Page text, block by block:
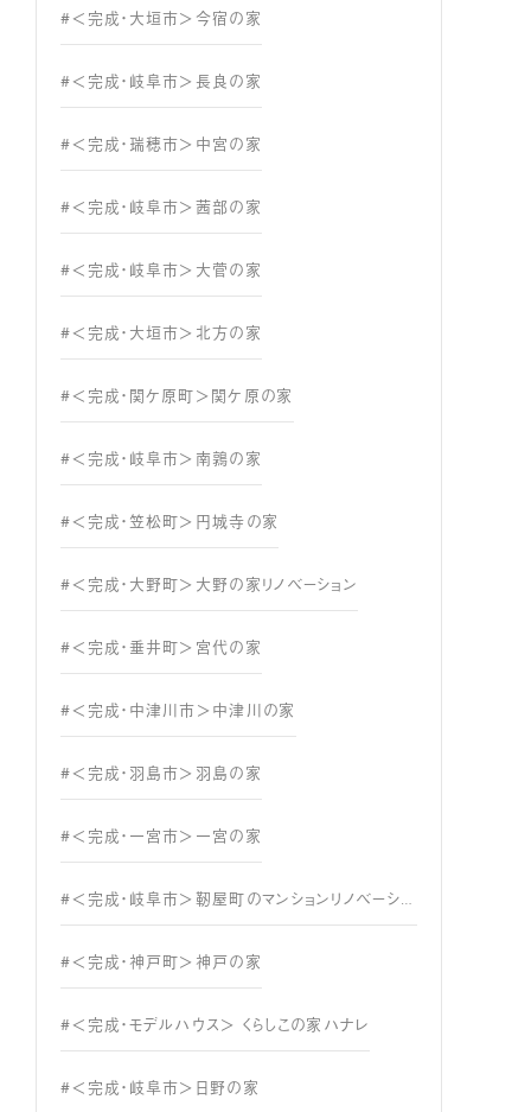
#＜完成・大垣市＞今宿の家
#＜完成・岐阜市＞長良の家
#＜完成・瑞穂市＞中宮の家
#＜完成・岐阜市＞茜部の家
#＜完成・岐阜市＞大菅の家
#＜完成・大垣市＞北方の家
#＜完成・関ケ原町＞関ケ原の家
#＜完成・岐阜市＞南鶉の家
#＜完成・笠松町＞円城寺の家
#＜完成・大野町＞大野の家リノベーション
#＜完成・垂井町＞宮代の家
#＜完成・中津川市＞中津川の家
#＜完成・羽島市＞羽島の家
#＜完成・一宮市＞一宮の家
#＜完成・岐阜市＞靭屋町のマンションリノベーション
#＜完成・神戸町＞神戸の家
#＜完成・モデルハウス＞ くらしこの家ハナレ
#＜完成・岐阜市＞日野の家